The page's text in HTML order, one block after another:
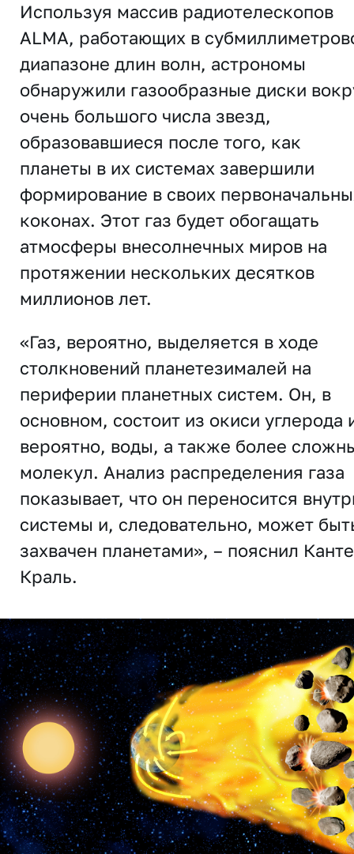
Используя массив радиотелескопов
ALMA, работающих в
диапазоне длин волн, астрономы
обнаружили газообразные диски
очень большого числа звезд,
образовавшиеся после того, как
планеты в их системах завершили
формирование в своих
коконах. Этот газ будет обогащать
атмосферы внесолнечных миров на
протяжении нескольких десятков
миллионов лет.
«Газ, вероятно, выделяется в ходе
столкновений планетезималей на
периферии планетных систем. Он, в
основном, состоит из окиси углерода
вероятно, воды, а также более
молекул. Анализ распределения газа
показывает, что он переносится
системы и, следовательно, может
захвачен планетами», – пояснил
Краль.